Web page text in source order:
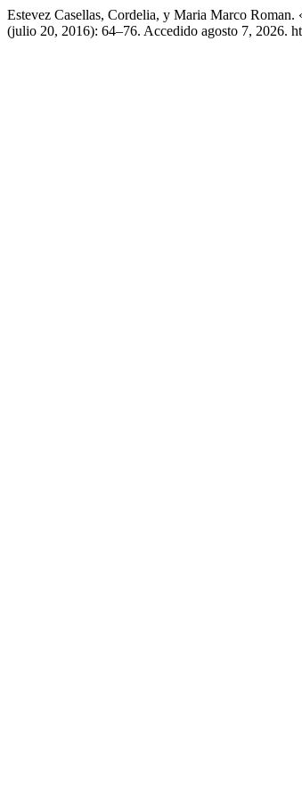
Estevez Casellas, Cordelia, y Maria Marco
(julio 20, 2016): 64–76. Accedido agosto 7, 2026.